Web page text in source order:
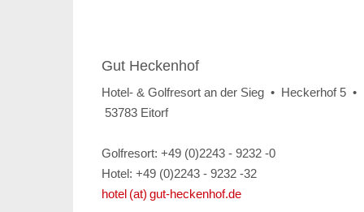
Gut Heckenhof
Hotel- & Golfresort an der Sieg • Heckerhof 5 •
53783 Eitorf
Golfresort: +49 (0)2243 - 9232 -0
Hotel: +49 (0)2243 - 9232 -32
hotel (at) gut-heckenhof.de